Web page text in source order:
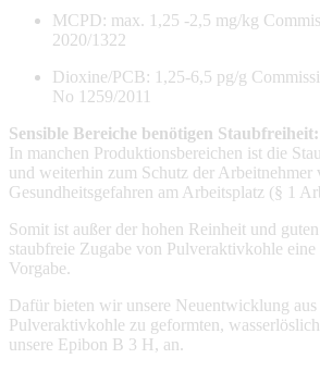
MCPD: max. 1,25 -2,5 mg/kg
2020/1322
Dioxine/PCB: 1,25-6,5 pg/g
No 1259/2011
Sensible Bereiche benötigen Staubfreiheit:
In manchen Produktionsbereichen ist die
und weiterhin zum Schutz der Arbeitnehmer
Gesundheitsgefahren am Arbeitsplatz (§ 1
Somit ist außer der hohen Reinheit und
staubfreie Zugabe von Pulveraktivkohle
Vorgabe.
Dafür bieten wir unsere Neuentwicklung
Pulveraktivkohle zu geformten,
unsere Epibon B 3 H, an.